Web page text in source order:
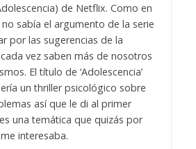
de Netflix. Como en
sabía el argumento de la serie
por las sugerencias de la
vez saben más de nosotros
El título de ‘Adolescencia’
un thriller psicológico sobre
así que le di al primer
una temática que quizás por
interesaba.